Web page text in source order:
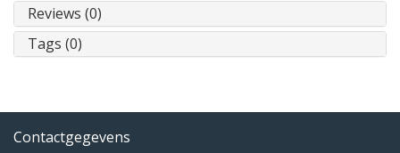
Reviews (0)
Tags (0)
Contactgegevens